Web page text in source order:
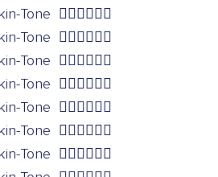
👩🏻‍❤️‍💋‍👨🏽
Tone
👩🏻‍❤️‍💋‍👨🏾
Tone
👩🏻‍❤️‍💋‍👨🏿
Tone
👩🏼‍❤️‍💋‍👨🏻
Tone
👩🏼‍❤️‍💋‍👨🏼
Tone
👩🏼‍❤️‍💋‍👨🏽
Tone
👩🏼‍❤️‍💋‍👨🏾
Tone